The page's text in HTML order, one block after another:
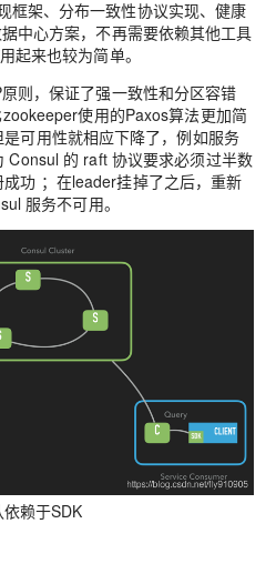
框架、分布一致性协议实现、健康
中心方案，不再需要依赖其他工具
起来也较为简单。
则，保证了强一致性和分区容错
使用的Paxos算法更加简
可用性就相应下降了，例如服务
Consul 的 raft 协议要求必须过半数
功 ；在leader挂掉了之后，重新
服务不可用。
依赖于SDK